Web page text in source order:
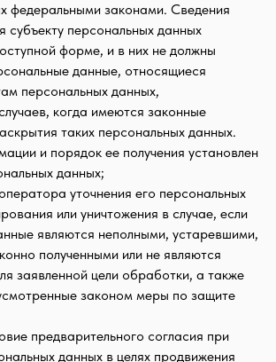
федеральными законами. Сведения
субъекту персональных данных
форме, и в них не должны
данные, относящиеся
персональных данных,
когда имеются законные
таких персональных данных.
и порядок ее получения установлен
данных;
уточнения его персональных
или уничтожения в случае, если
являются неполными, устаревшими,
полученными или не являются
заявленной цели обработки, а также
законом меры по защите
предварительного согласия при
данных в целях продвижения